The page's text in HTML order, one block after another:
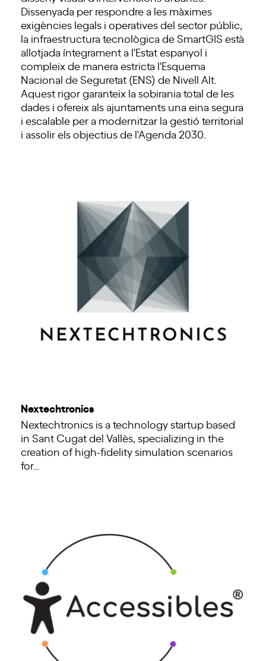
Dissenyada per respondre a les màximes
exigències legals i operatives del sector públic,
la infraestructura tecnològica de SmartGIS està
allotjada íntegrament a l'Estat espanyol i
compleix de manera estricta l'Esquema
Nacional de Seguretat (ENS) de Nivell Alt.
Aquest rigor garanteix la sobirania total de les
dades i ofereix als ajuntaments una eina segura
i escalable per a modernitzar la gestió territorial
i assolir els objectius de l'Agenda 2030.
Nextechtronics
Nextechtronics is a technology startup based
in Sant Cugat del Vallès, specializing in the
creation of high-fidelity simulation scenarios
for…